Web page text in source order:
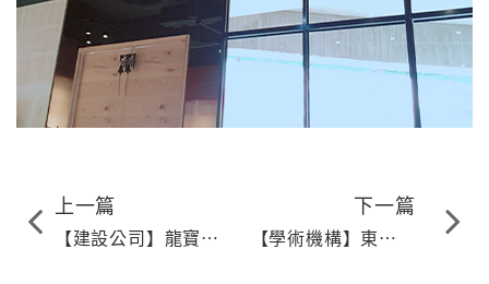
上一篇
【建設公司】龍寶建
下一篇
【學術機構】東方設